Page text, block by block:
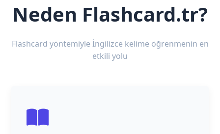
Neden Flashcard.tr?
Flashcard yöntemiyle İngilizce kelime öğrenmenin en
etkili yolu